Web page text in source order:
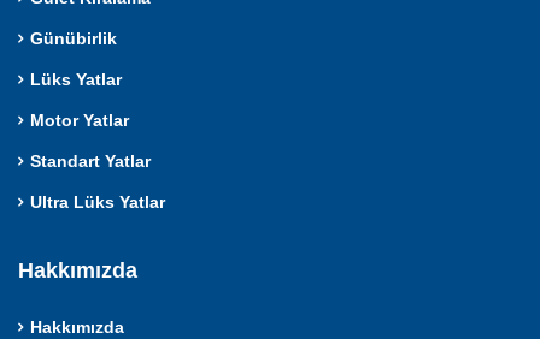
Günübirlik
Lüks Yatlar
Motor Yatlar
Standart Yatlar
Ultra Lüks Yatlar
Hakkımızda
Hakkımızda